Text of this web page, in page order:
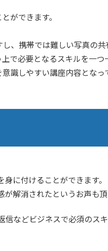
ができます。
、携帯では難しい写真の共
必要となるスキルを一つ
しやすい講座内容となっ
に付けることができます。
解消されたというお声も頂
などビジネスで必須のス